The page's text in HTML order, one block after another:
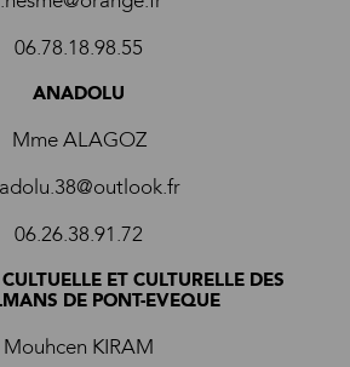
06.78.18.98.55
ANADOLU
Mme ALAGOZ
06.26.38.91.72
ET CULTURELLE DES
DE PONT-EVEQUE
Mouhcen KIRAM